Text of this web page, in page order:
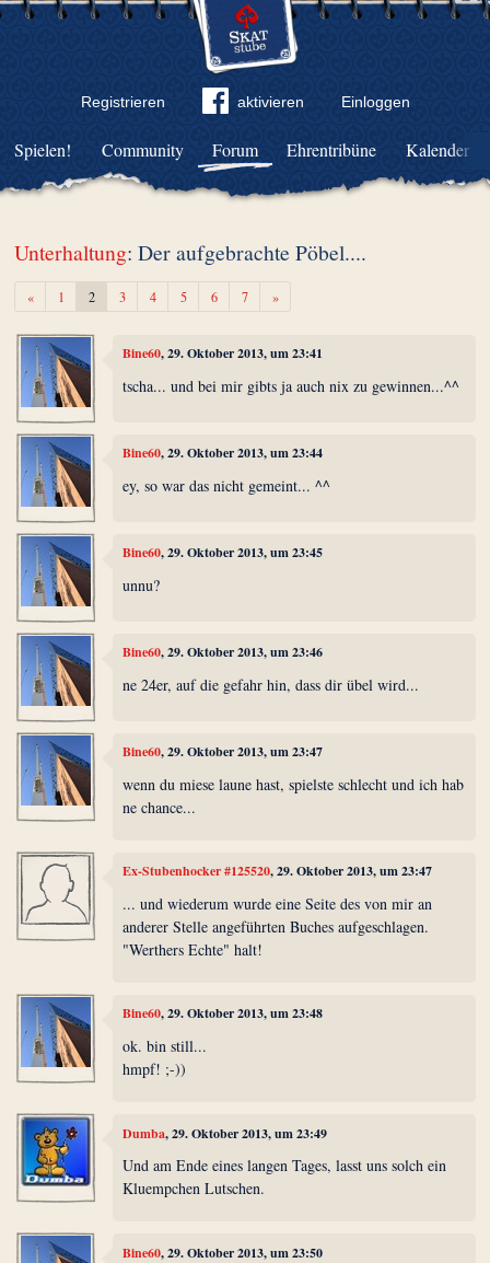
Registrieren aktivieren Einloggen
Community Forum Ehrentribüne Kalender
Spielen!
Unterhaltung: Der aufgebrachte Pöbel....
«Zurück1 2 3 4 5 6 7 »Weiter
Bine60, 29. Oktober 2013, um 23:41
tscha... und bei mir gibts ja auch nix zu gewinnen...^^
Bine60, 29. Oktober 2013, um 23:44
ey, so war das nicht gemeint... ^^
Bine60, 29. Oktober 2013, um 23:45
unnu?
Bine60, 29. Oktober 2013, um 23:46
ne 24er, auf die gefahr hin, dass dir übel wird...
Bine60, 29. Oktober 2013, um 23:47
wenn du miese laune hast, spielste schlecht und ich hab
ne chance...
Ex-Stubenhocker #125520, 29. Oktober 2013, um 23:47
... und wiederum wurde eine Seite des von mir an
anderer Stelle angeführten Buches aufgeschlagen.
"Werthers Echte" halt!
Bine60, 29. Oktober 2013, um 23:48
ok. bin still...
hmpf! ;-))
Dumba, 29. Oktober 2013, um 23:49
Und am Ende eines langen Tages, lasst uns solch ein
Kluempchen Lutschen.
Bine60, 29. Oktober 2013, um 23:50